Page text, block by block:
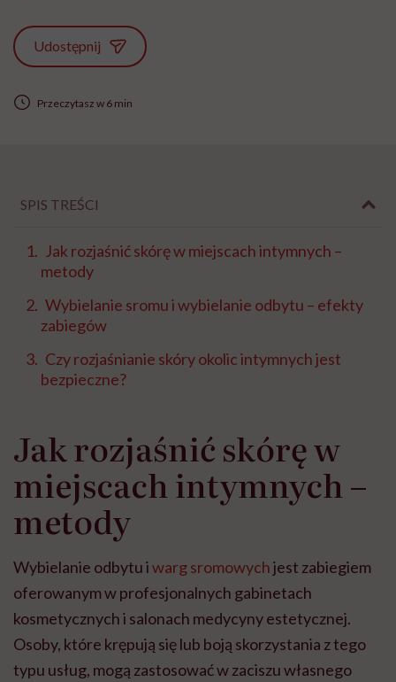
Udostępnij
Przeczytasz w 6 min
SPIS TREŚCI
Jak rozjaśnić skórę w miejscach intymnych –
metody
Wybielanie sromu i wybielanie odbytu – efekty
zabiegów
Czy rozjaśnianie skóry okolic intymnych jest
bezpieczne?
Jak rozjaśnić skórę w
miejscach intymnych –
metody
Wybielanie odbytu iwarg sromowychjest zabiegiem
oferowanym w profesjonalnych gabinetach
kosmetycznych i salonach medycyny estetycznej.
Osoby, które krępują się lub boją skorzystania z tego
typu usług, mogą zastosować w zaciszu własnego